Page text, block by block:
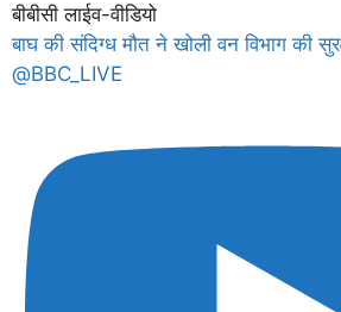
बीबीसी लाईव-वीडियो
बाघ की संदिग्ध मौत ने खोली वन विभाग की
@BBC_LIVE